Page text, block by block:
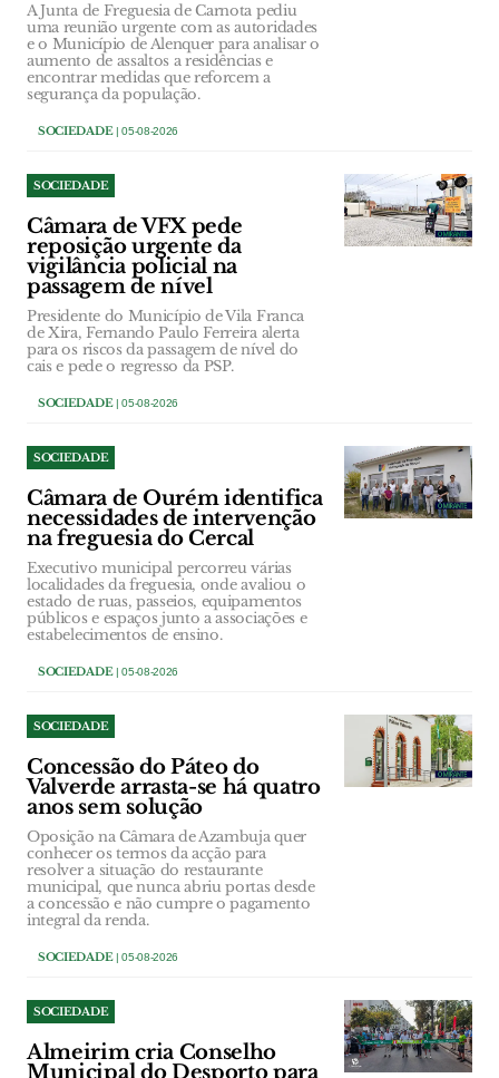
A Junta de Freguesia de Carnota pediu
uma reunião urgente com as autoridades
e o Município de Alenquer para analisar o
aumento de assaltos a residências e
encontrar medidas que reforcem a
segurança da população.
SOCIEDADE| 05-08-2026
SOCIEDADE
Câmara de VFX pede
reposição urgente da
vigilância policial na
passagem de nível
Presidente do Município de Vila Franca
de Xira, Fernando Paulo Ferreira alerta
para os riscos da passagem de nível do
cais e pede o regresso da PSP.
SOCIEDADE| 05-08-2026
SOCIEDADE
Câmara de Ourém identifica
necessidades de intervenção
na freguesia do Cercal
Executivo municipal percorreu várias
localidades da freguesia, onde avaliou o
estado de ruas, passeios, equipamentos
públicos e espaços junto a associações e
estabelecimentos de ensino.
SOCIEDADE| 05-08-2026
SOCIEDADE
Concessão do Páteo do
Valverde arrasta-se há quatro
anos sem solução
Oposição na Câmara de Azambuja quer
conhecer os termos da acção para
resolver a situação do restaurante
municipal, que nunca abriu portas desde
a concessão e não cumpre o pagamento
integral da renda.
SOCIEDADE| 05-08-2026
SOCIEDADE
Almeirim cria Conselho
Municipal do Desporto para